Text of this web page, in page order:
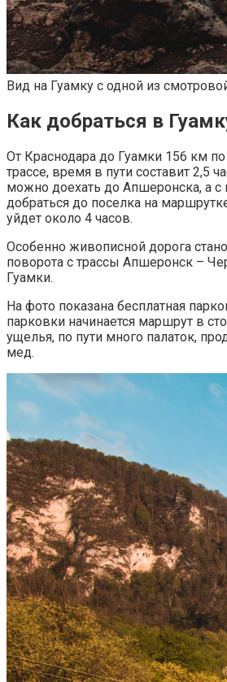
Вид на Гуамку с одной из
Как добраться в
От Краснодара до Гуамки 156 км
трассе, время в пути составит 2,5
можно доехать до Апшеронска, а с
добраться до поселка на
уйдет около 4 часов.
Особенно живописной дорога
поворота с трассы Апшеронск –
Гуамки.
На фото показана бесплатная
парковки начинается маршрут в
ущелья, по пути много палаток,
мед.